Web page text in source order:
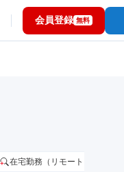
会員登録 無料
在宅勤務（リモートワーク）OK